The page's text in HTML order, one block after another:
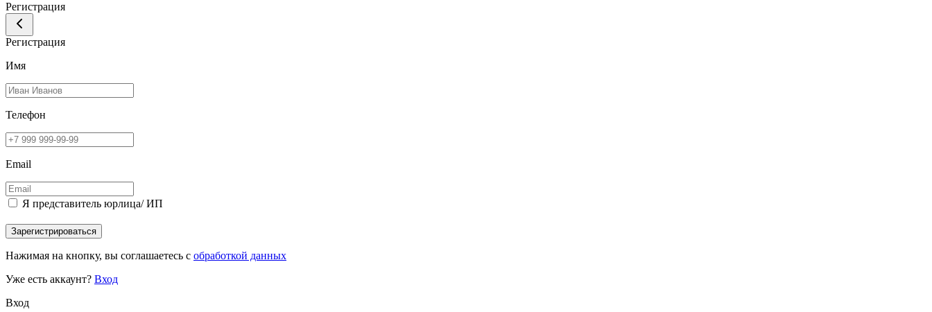
Регистрация
Регистрация
Имя
Телефон
Email
Я представитель юрлица/ ИП
Зарегистрироваться
Нажимая на кнопку, вы соглашаетесь с обработкой данных
Уже есть аккаунт? Вход
Вход